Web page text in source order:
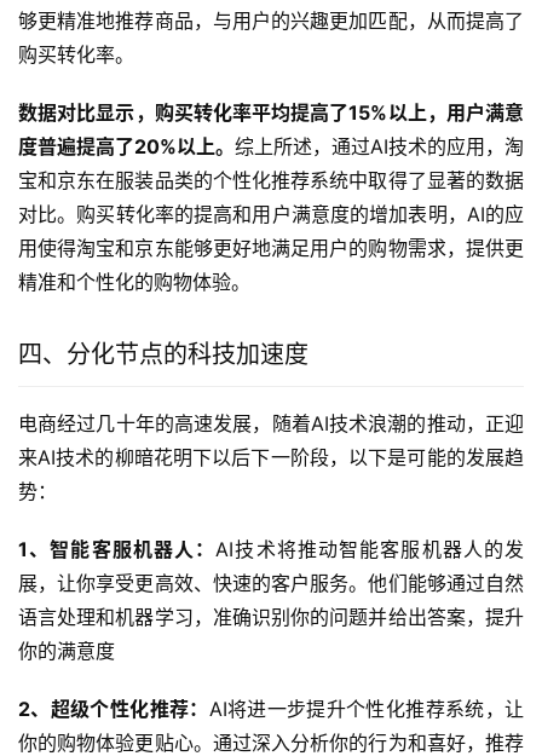
够更精准地推荐商品，与用户的兴趣更加匹配，从而提高了
购买转化率。
数据对比显示，购买转化率平均提高了15%以上， 用户满意
度普遍提高了20%以上。 综上所述，通过AI技术的应用，淘
宝和京东在服装品类的个性化推荐系统中取得了显著的数据
对比。购买转化率的提高和用户满意度的增加表明，AI的应
用使得淘宝和京东能够更好地满足用户的购物需求，提供更
精准和个性化的购物体验。
四、分化节点的科技加速度
电商经过几十年的高速发展，随着AI技术浪潮的推动，正迎
来AI技术的柳暗花明下以后下一阶段，以下是可能的发展趋
势：
1、智能客服机器人： AI技术将推动智能客服机器人的发
展，让你享受更高效、快速的客户服务。他们能够通过自然
语言处理和机器学习，准确识别你的问题并给出答案，提升
你的满意度
2、超级个性化推荐： AI将进一步提升个性化推荐系统，让
你的购物体验更贴心。通过深入分析你的行为和喜好，推荐